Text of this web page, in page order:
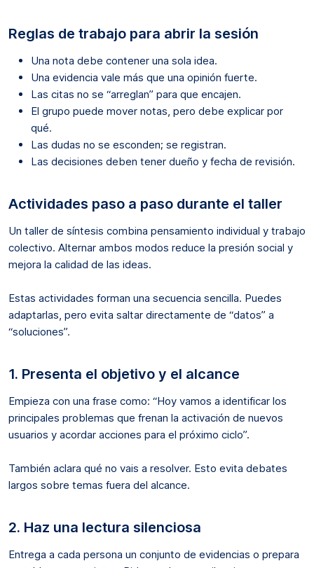
Reglas de trabajo para abrir la sesión
Una nota debe contener una sola idea.
Una evidencia vale más que una opinión fuerte.
Las citas no se “arreglan” para que encajen.
El grupo puede mover notas, pero debe explicar por
qué.
Las dudas no se esconden; se registran.
Las decisiones deben tener dueño y fecha de revisión.
Actividades paso a paso durante el taller
Un taller de síntesis combina pensamiento individual y trabajo
colectivo. Alternar ambos modos reduce la presión social y
mejora la calidad de las ideas.
Estas actividades forman una secuencia sencilla. Puedes
adaptarlas, pero evita saltar directamente de “datos” a
“soluciones”.
1. Presenta el objetivo y el alcance
Empieza con una frase como: “Hoy vamos a identificar los
principales problemas que frenan la activación de nuevos
usuarios y acordar acciones para el próximo ciclo”.
También aclara qué no vais a resolver. Esto evita debates
largos sobre temas fuera del alcance.
2. Haz una lectura silenciosa
Entrega a cada persona un conjunto de evidencias o prepara